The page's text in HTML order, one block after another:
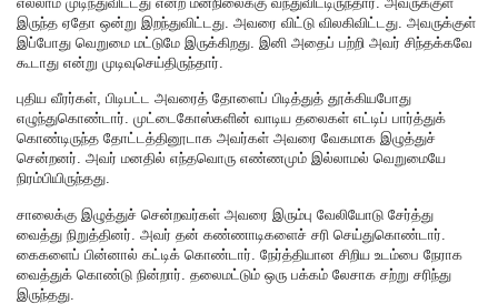
இருந்த ஏதோ ஒன்று இறந்துவிட்டது. அவரை விட்டு விலகிவிட்டது. அவருக்குள்
இப்போது வெறுமை மட்டுமே இருக்கிறது. இனி அதைப் பற்றி அவர் சிந்தக்கவே
கூடாது என்று முடிவுசெய்திருந்தார்.
புதிய வீரர்கள், பிடிபட்ட அவரைத் தோளைப் பிடித்துத் தூக்கியபோது
எழுந்துகொண்டார். முட்டைகோஸ்களின் வாடிய தலைகள் எட்டிப் பார்த்துக்
கொண்டிருந்த தோட்டத்தினூடாக அவர்கள் அவரை வேகமாக இழுத்துச்
சென்றனர். அவர் மனதில் எந்தவொரு எண்ணமும் இல்லாமல் வெறுமையே
நிரம்பியிருந்தது.
சாலைக்கு இழுத்துச் சென்றவர்கள் அவரை இரும்பு வேலியோடு சேர்த்து
வைத்து நிறுத்தினர். அவர் தன் கண்ணாடிகளைச் சரி செய்துகொண்டார்.
கைகளைப் பின்னால் கட்டிக் கொண்டார். நேர்த்தியான சிறிய உடம்பை நேராக
வைத்துக் கொண்டு நின்றார். தலைமட்டும் ஒரு பக்கம் லேசாக சற்று சரிந்து
இருந்தது.